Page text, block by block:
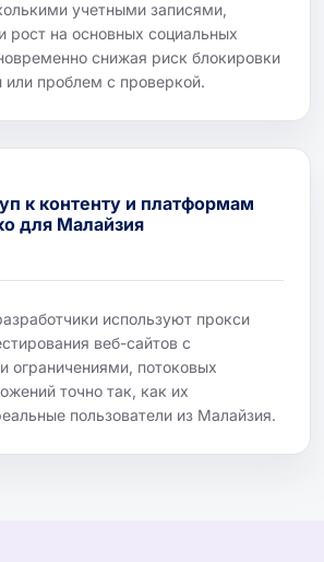
учетными записями,
рост на основных социальных
снижая риск блокировки
или проблем с проверкой.
к контенту и платформам
для Малайзия
используют прокси
веб-сайтов с
ограничениями, потоковых
точно так, как их
пользователи из Малайзия.